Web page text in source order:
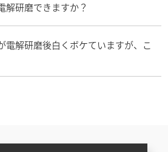
解研磨できますか？
電解研磨後白くボケていますが、こ